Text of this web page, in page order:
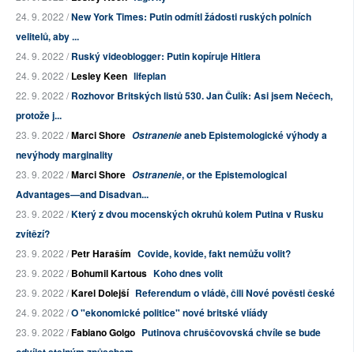
24. 9. 2022 /New York Times: Putin odmítl žádosti ruských polních
velitelů, aby ...
24. 9. 2022 /Ruský videoblogger: Putin kopíruje Hitlera
24. 9. 2022 /Lesley Keen lifeplan
22. 9. 2022 /Rozhovor Britských listů 530. Jan Čulík: Asi jsem Nečech,
protože j...
23. 9. 2022 /Marci Shore Ostranenieaneb Epistemologické výhody a
nevýhody marginality
23. 9. 2022 /Marci Shore Ostranenie, or the Epistemological
Advantages—and Disadvan...
23. 9. 2022 /Který z dvou mocenských okruhů kolem Putina v Rusku
zvítězí?
23. 9. 2022 /Petr Haraším Covide, kovide, fakt nemůžu volit?
23. 9. 2022 /Bohumil Kartous Koho dnes volit
23. 9. 2022 /Karel Dolejší Referendum o vládě, čili Nové pověsti české
24. 9. 2022 /O "ekonomické politice" nové britské vlíády
23. 9. 2022 /Fabiano Golgo Putinova chruščovovská chvíle se bude